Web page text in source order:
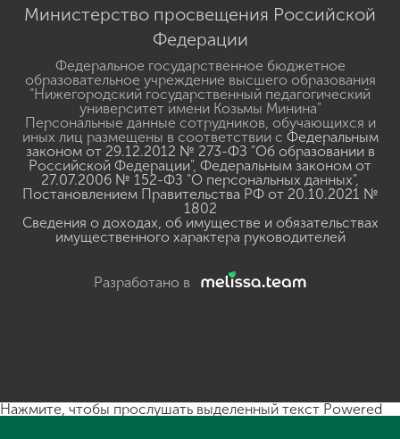
Министерство просвещения Российской
Федерации
Федеральное государственное бюджетное
образовательное учреждение высшего образования
"Нижегородский государственный педагогический
университет имени Козьмы Минина"
Персональные данные сотрудников, обучающихся и
иных лиц размещены в соответствии с Федеральным
законом от 29.12.2012 № 273-ФЗ "Об образовании в
Российской Федерации", Федеральным законом от
27.07.2006 № 152-ФЗ "О персональных данных",
Постановлением Правительства РФ от 20.10.2021 №
1802
Сведения о доходах, об имуществе и обязательствах
имущественного характера руководителей
Разработано в
Нажмите, чтобы прослушать выделенный текст Powered